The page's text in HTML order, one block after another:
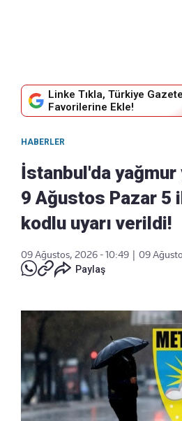
Linke Tıkla, Türkiye
Favorilerine Ekle!
HABERLER
İstanbul'da yağmur
9 Ağustos Pazar 5
kodlu uyarı verildi!
09 Ağustos, 2026 - 10:49
09
Paylaş